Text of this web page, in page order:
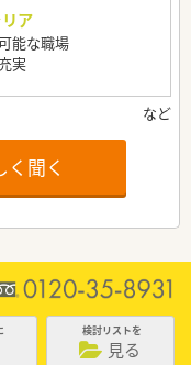
ア
能な職場
実
聞く
検討リストを
見る